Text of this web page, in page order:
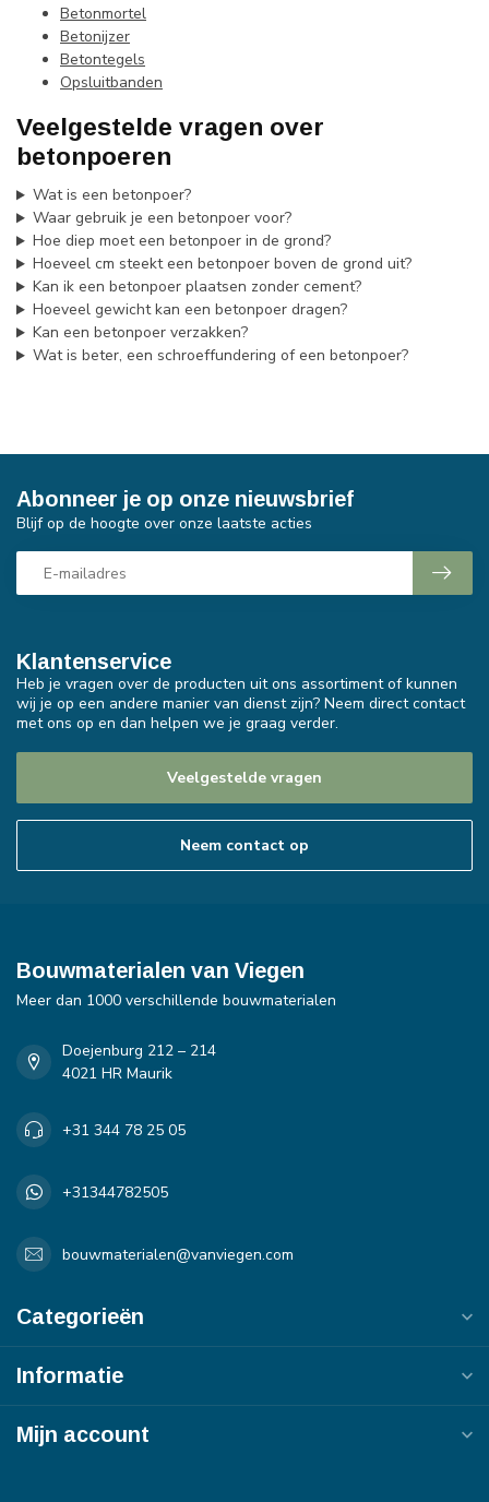
Betonmortel
Betonijzer
Betontegels
Opsluitbanden
Veelgestelde vragen over
betonpoeren
Wat is een betonpoer?
Waar gebruik je een betonpoer voor?
Hoe diep moet een betonpoer in de grond?
Hoeveel cm steekt een betonpoer boven de grond uit?
Kan ik een betonpoer plaatsen zonder cement?
Hoeveel gewicht kan een betonpoer dragen?
Kan een betonpoer verzakken?
Wat is beter, een schroeffundering of een betonpoer?
Klantenservice
Heb je vragen over de producten uit ons assortiment of kunnen
wij je op een andere manier van dienst zijn? Neem direct contact
met ons op en dan helpen we je graag verder.
Veelgestelde vragen
Neem contact op
Abonneer je op onze nieuwsbrief
Blijf op de hoogte over onze laatste acties
Bouwmaterialen van Viegen
Meer dan 1000 verschillende bouwmaterialen
Doejenburg 212 – 214
4021 HR Maurik
+31 344 78 25 05
+31344782505
bouwmaterialen@vanviegen.com
Categorieën
Informatie
Mijn account